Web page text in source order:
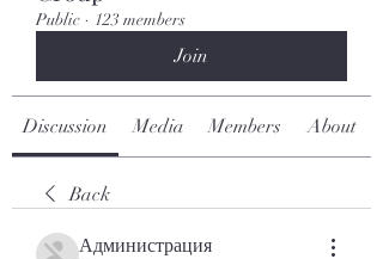
Public · 123 members
Join
Discussion Media Members About
Back
Администрация